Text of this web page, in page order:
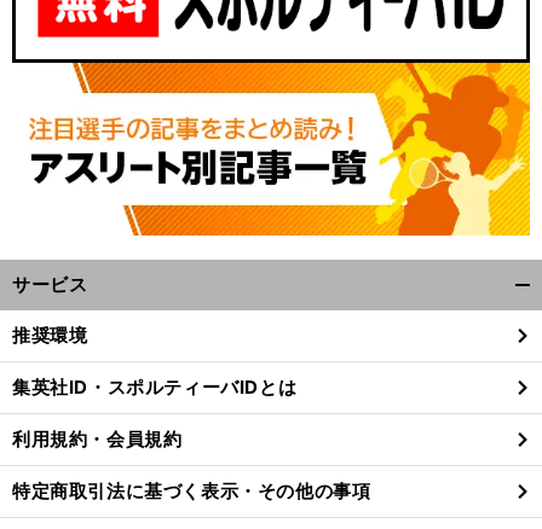
、
ミ
」 ？
へ
サービス
閉
る
推奨環境
集英社ID・スポルティーバIDとは
利用規約・会員規約
特定商取引法に基づく表示・その他の事項